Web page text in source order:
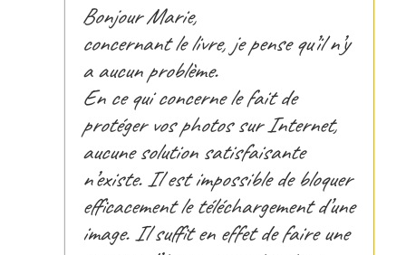
Bonjour Marie,
concernant le livre, je pense qu’il n’y
a aucun problème.
En ce qui concerne le fait de
protéger vos photos sur Internet,
aucune solution satisfaisante
n’existe. Il est impossible de bloquer
efficacement le téléchargement d’une
image. Il suffit en effet de faire une